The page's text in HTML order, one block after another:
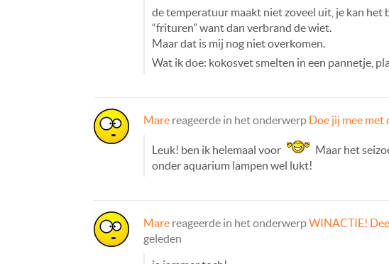
de temperatuur maakt niet zoveel uit, je kan het
“frituren” want dan verbrand de wiet.
Maar dat is mij nog niet overkomen.
Wat ik doe: kokosvet smelten in een pannetje,
Mare reageerde in het onderwerp Doe jij mee met
Leuk! ben ik helemaal voor
Maar het
onder aquarium lampen wel lukt!
Mare reageerde in het onderwerpWINACTIE!
geleden